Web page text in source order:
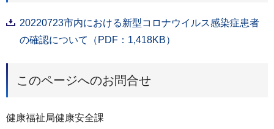
20220723市内における新型コロナウイルス感染症患者
の確認について（PDF：1,418KB）
このページへのお問合せ
健康福祉局健康安全課